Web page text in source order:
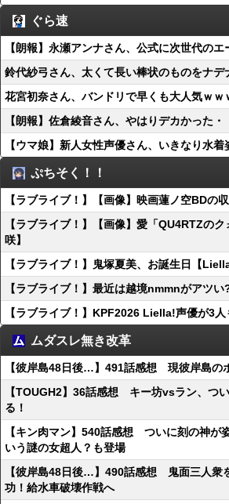
ぐら速
【朗報】永瀬アンナさん、公式に次世代の
鈴代紗弓さん、太くて長い棒状のものをナデ
花宮初奈さん、バンドリで早くも大人気ｗｗ
【朗報】佐倉綾音さん、やはりデカかった・
【ウマ娘】新人女性声優さん、いきなり水
ぷちそく！！
【ラブライブ！】【画像】映画蓮ノ空BDの
【ラブライブ！】【画像】愛「QU4RTZの
咲】
【ラブライブ！】鬼塚夏美、お誕生日【
【ラブライブ！】最近は越境nmmnがアツ
【ラブライブ！】KPF2026 Liella!声優が3人
ムダスレ無き改革
【彼岸島48日後…】491話感想 現彼岸島の
【TOUGH2】36話感想 キー坊vsラン、つ
る！
【キン肉マン】540話感想 ついに刻の神が
いう謎の女超人？も登場
【彼岸島48日後…】490話感想 鬼面三人衆
功！給水車破壊作戦へ